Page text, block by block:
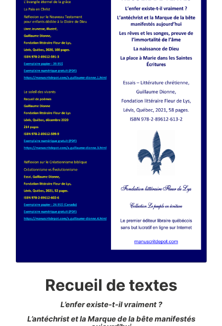
Recueil de textes
L’enfer existe-t-il vraiment ?
L’antéchrist et la Marque de la bête manifestés